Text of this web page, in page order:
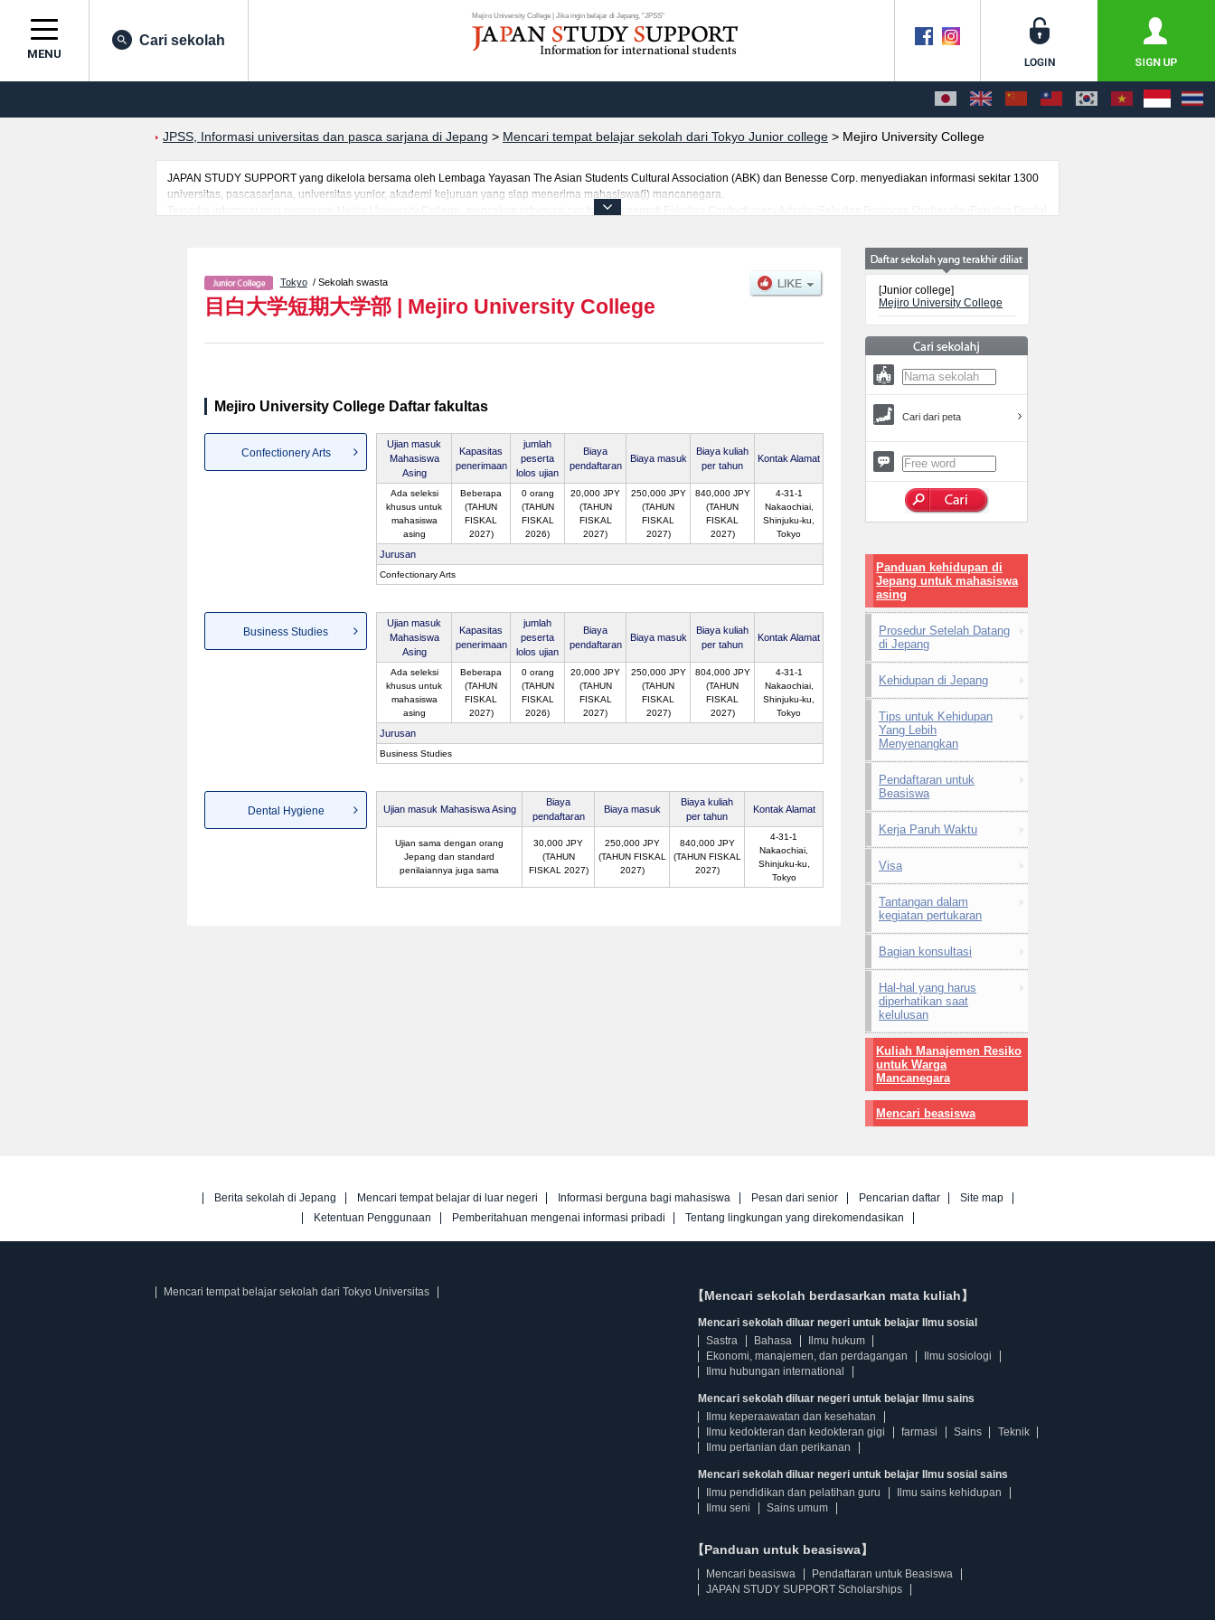
Mejiro University College | Jika ingin belajar di Jepang, "JPSS"
MENU
Cari sekolah
JPSS, Informasi universitas dan pasca sarjana di Jepang > Mencari tempat belajar sekolah dari Tokyo Junior college > Mejiro University College
JAPAN STUDY SUPPORT yang dikelola bersama oleh Lembaga Yayasan The Asian Students Cultural Association (ABK) dan Benesse Corp. menyediakan informasi sekitar 1300
universitas, pascasarjana, universitas yunior, akademi kejuruan yang siap menerima mahasiswa(i) mancanegara.
Tersedia informasi rinci mengenai Mejiro University College, mencakup informasi per fakultas seperti Fakultas Confectionery ArtsatauFakultas Business StudiesatauFakultas Dental
Tokyo/ Sekolah swasta
目白大学短期大学部 | Mejiro University College
Mejiro University College Daftar fakultas
Confectionery Arts
Ujian masuk
Mahasiswa
Asing
Kapasitas
penerimaan
jumlah
peserta
lolos ujian
Biaya
pendaftaran
Biaya masuk
Biaya kuliah
per tahun
Kontak Alamat
Ada seleksi
khusus untuk
mahasiswa
asing
Beberapa
(TAHUN
FISKAL
2027)
0 orang
(TAHUN
FISKAL
2026)
20,000 JPY
(TAHUN
FISKAL
2027)
250,000 JPY
(TAHUN
FISKAL
2027)
840,000 JPY
(TAHUN
FISKAL
2027)
4-31-1
Nakaochiai,
Shinjuku-ku,
Tokyo
Jurusan
Confectionary Arts
Business Studies
Ujian masuk
Mahasiswa
Asing
Kapasitas
penerimaan
jumlah
peserta
lolos ujian
Biaya
pendaftaran
Biaya masuk
Biaya kuliah
per tahun
Kontak Alamat
Ada seleksi
khusus untuk
mahasiswa
asing
Beberapa
(TAHUN
FISKAL
2027)
0 orang
(TAHUN
FISKAL
2026)
20,000 JPY
(TAHUN
FISKAL
2027)
250,000 JPY
(TAHUN
FISKAL
2027)
804,000 JPY
(TAHUN
FISKAL
2027)
4-31-1
Nakaochiai,
Shinjuku-ku,
Tokyo
Jurusan
Business Studies
Dental Hygiene Ujian masuk Mahasiswa Asing
Biaya
pendaftaran
Biaya masuk
Biaya kuliah
per tahun
Kontak Alamat
Ujian sama dengan orang
Jepang dan standard
penilaiannya juga sama
30,000 JPY
(TAHUN
FISKAL 2027)
250,000 JPY
(TAHUN FISKAL
2027)
840,000 JPY
(TAHUN FISKAL
2027)
4-31-1
Nakaochiai,
Shinjuku-ku,
Tokyo
[Junior college]
Mejiro University College
Cari dari peta
Panduan kehidupan di
Jepang untuk mahasiswa
asing
Prosedur Setelah Datang
di Jepang
Kehidupan di Jepang
Tips untuk Kehidupan
Yang Lebih
Menyenangkan
Pendaftaran untuk
Beasiswa
Kerja Paruh Waktu
Visa
Tantangan dalam
kegiatan pertukaran
Bagian konsultasi
Hal-hal yang harus
diperhatikan saat
kelulusan
Kuliah Manajemen Resiko
untuk Warga
Mancanegara
Mencari beasiswa
Berita sekolah di Jepang Mencari tempat belajar di luar negeri Informasi berguna bagi mahasiswa Pesan dari senior Pencarian daftar
Site map
Ketentuan Penggunaan
Pemberitahuan mengenai informasi pribadi Tentang lingkungan yang direkomendasikan
Mencari tempat belajar sekolah dari Tokyo Universitas 【Mencari sekolah berdasarkan mata kuliah】
Mencari sekolah diluar negeri untuk belajar Ilmu sosial
Sastra
Bahasa
Ilmu hukum
Ekonomi, manajemen, dan perdagangan
Ilmu sosiologi
Ilmu hubungan international
Mencari sekolah diluar negeri untuk belajar Ilmu sains
Ilmu keperaawatan dan kesehatan
Ilmu kedokteran dan kedokteran gigi
farmasi Sains
Teknik
Ilmu pertanian dan perikanan
Mencari sekolah diluar negeri untuk belajar Ilmu sosial sains
Ilmu pendidikan dan pelatihan guru
Ilmu sains kehidupan
Ilmu seni
Sains umum
【Panduan untuk beasiswa】
Mencari beasiswa
Pendaftaran untuk Beasiswa
JAPAN STUDY SUPPORT Scholarships